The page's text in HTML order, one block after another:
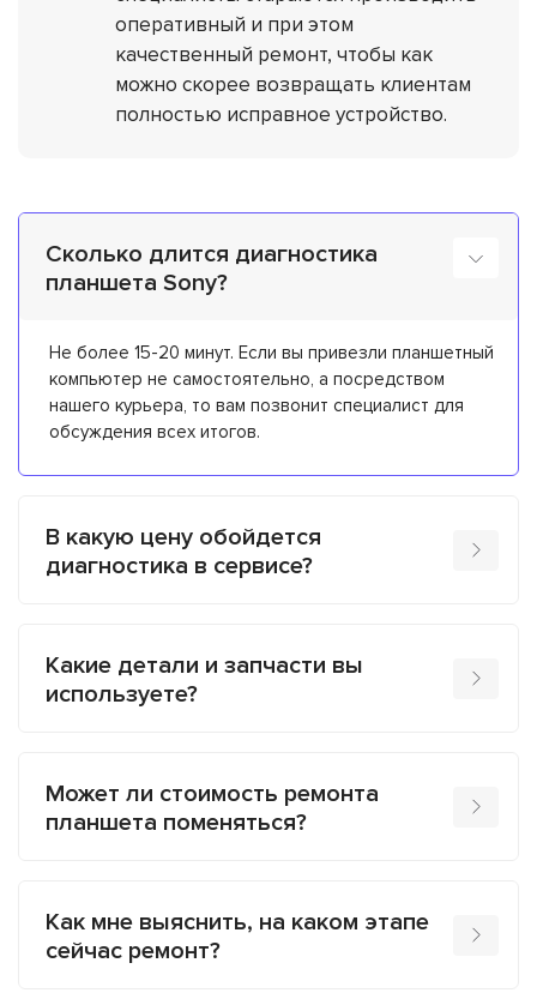
оперативный и при этом
качественный ремонт, чтобы как
можно скорее возвращать клиентам
полностью исправное устройство.
Сколько длится диагностика
планшета Sony?
Не более 15-20 минут. Если вы привезли планшетный
компьютер не самостоятельно, а посредством
нашего курьера, то вам позвонит специалист для
обсуждения всех итогов.
В какую цену обойдется
диагностика в сервисе?
Какие детали и запчасти вы
используете?
Может ли стоимость ремонта
планшета поменяться?
Как мне выяснить, на каком этапе
сейчас ремонт?